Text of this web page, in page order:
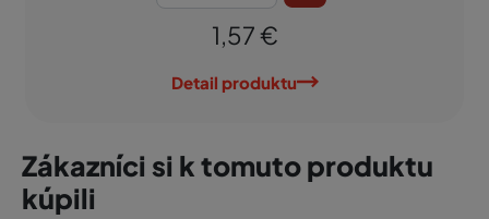
1,57 €
Detail produktu
Zákazníci si k tomuto produktu
kúpili